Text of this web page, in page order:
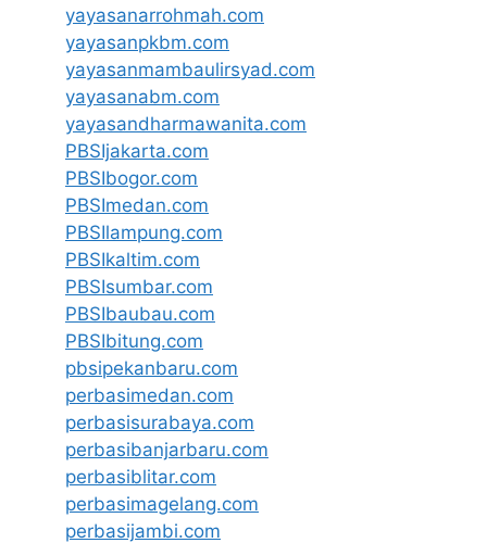
yayasanarrohmah.com
yayasanpkbm.com
yayasanmambaulirsyad.com
yayasanabm.com
yayasandharmawanita.com
PBSIjakarta.com
PBSIbogor.com
PBSImedan.com
PBSIlampung.com
PBSIkaltim.com
PBSIsumbar.com
PBSIbaubau.com
PBSIbitung.com
pbsipekanbaru.com
perbasimedan.com
perbasisurabaya.com
perbasibanjarbaru.com
perbasiblitar.com
perbasimagelang.com
perbasijambi.com